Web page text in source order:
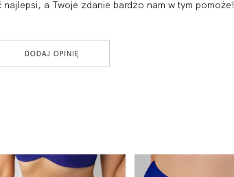
a Twoje zdanie bardzo nam w tym pomoże!
DODAJ OPINIĘ